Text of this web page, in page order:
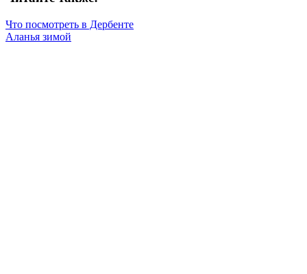
Что посмотреть в Дербенте
Аланья зимой